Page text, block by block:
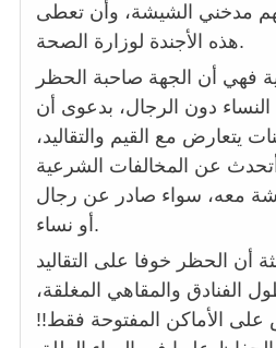
مدخني الشيشة، وأن تعطى
هذه الأجندة لوزارة الصحة.
فهي أن الجهة صاحبة الحظر
دون الرجال، بدعوى أن
يتعارض مع القيم والتقاليد،
عن المخالفات الشرعية
معه، سواء صادر عن رجال
أو نساء.
أن الحظر خوفا على التقاليد
الفنادق والمقاهي المغلقة،
الأماكن المفتوحة فقط!!